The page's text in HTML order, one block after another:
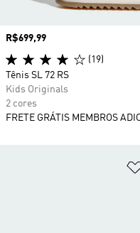
Preço
R$699,99
(19)
Tênis SL 72 RS
Kids Originals
2 cores
FRETE GRÁTIS MEMBROS